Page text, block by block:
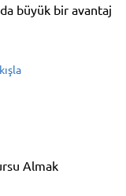
büyük bir avantaj
Almak